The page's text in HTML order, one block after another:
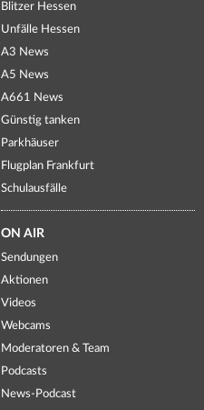
Blitzer Hessen
Unfälle Hessen
A3 News
A5 News
A661 News
Günstig tanken
Parkhäuser
Flugplan Frankfurt
Schulausfälle
ON AIR
Sendungen
Aktionen
Videos
Webcams
Moderatoren & Team
Podcasts
News-Podcast